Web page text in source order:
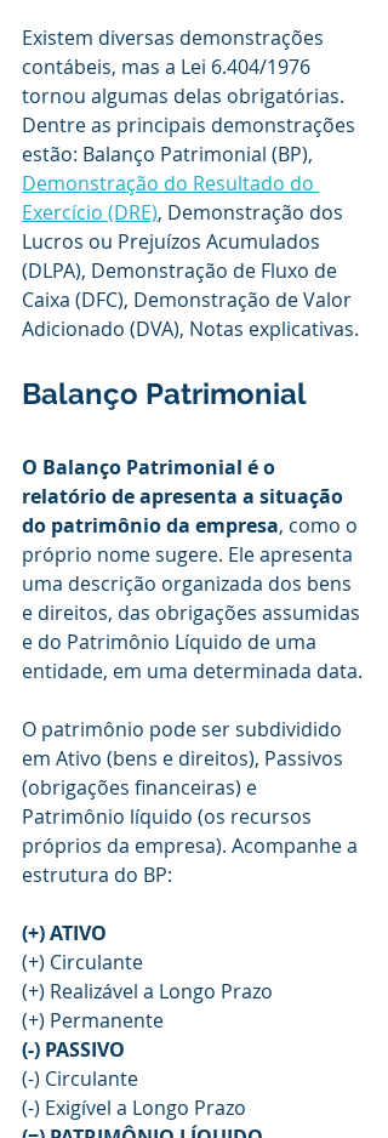
Existem diversas demonstrações
contábeis, mas a Lei 6.404/1976
tornou algumas delas obrigatórias.
Dentre as principais demonstrações
estão: Balanço Patrimonial (BP),
Demonstração do Resultado do
Exercício (DRE), Demonstração dos
Lucros ou Prejuízos Acumulados
(DLPA), Demonstração de Fluxo de
Caixa (DFC), Demonstração de Valor
Adicionado (DVA), Notas explicativas.
Balanço Patrimonial
O Balanço Patrimonial é o
relatório de apresenta a situação
do patrimônio da empresa, como o
próprio nome sugere. Ele apresenta
uma descrição organizada dos bens
e direitos, das obrigações assumidas
e do Patrimônio Líquido de uma
entidade, em uma determinada data.
O patrimônio pode ser subdividido
em Ativo (bens e direitos), Passivos
(obrigações financeiras) e
Patrimônio líquido (os recursos
próprios da empresa). Acompanhe a
estrutura do BP:
(+) ATIVO
(+) Circulante
(+) Realizável a Longo Prazo
(+) Permanente
(-) PASSIVO
(-) Circulante
(-) Exigível a Longo Prazo